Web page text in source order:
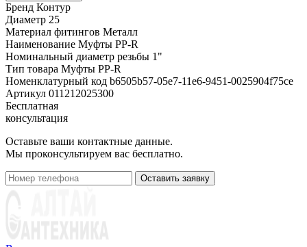
Бренд Контур
Диаметр 25
Материал фитингов Металл
Наименование Муфты PP-R
Номинальный диаметр резьбы 1"
Тип товара Муфты PP-R
Номенклатурный код b6505b57-05e7-11e6-9451-0025904f75ce
Артикул 011212025300
Бесплатная
консультация
Оставьте ваши контактные данные.
Мы проконсультируем вас бесплатно.
Оставить заявку